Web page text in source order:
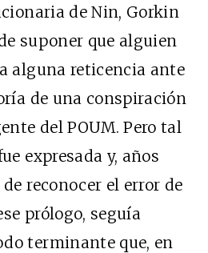
de Nin, Gorkin
suponer que alguien
alguna reticencia ante
de una conspiración
del POUM. Pero tal
expresada y, años
reconocer el error de
prólogo, seguía
terminante que, en